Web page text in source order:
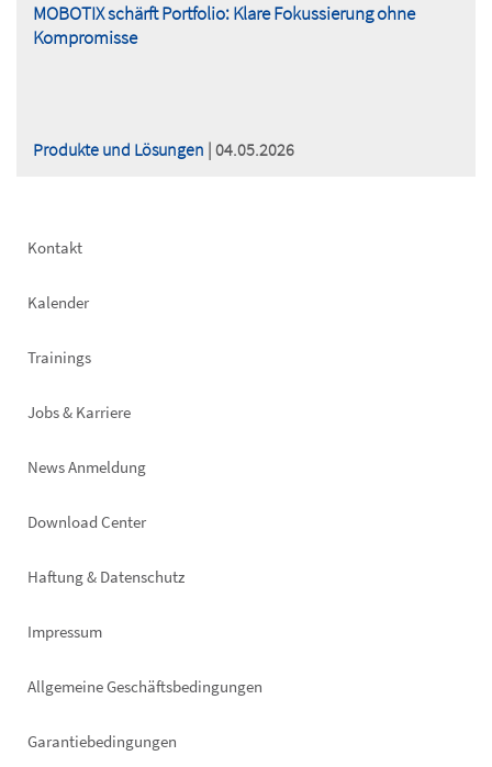
MOBOTIX schärft Portfolio: Klare Fokussierung ohne
Kompromisse
Produkte und Lösungen | 04.05.2026
Footer
Kontakt
Kalender
Trainings
Jobs & Karriere
News Anmeldung
Footer
Download Center
Haftung & Datenschutz
Impressum
Allgemeine Geschäftsbedingungen
Garantiebedingungen